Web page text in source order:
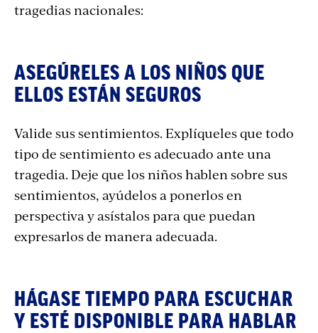
tragedias nacionales:
ASEGÚRELES A LOS NIÑOS QUE
ELLOS ESTÁN SEGUROS
Valide sus sentimientos. Explíqueles que todo
tipo de sentimiento es adecuado ante una
tragedia. Deje que los niños hablen sobre sus
sentimientos, ayúdelos a ponerlos en
perspectiva y asístalos para que puedan
expresarlos de manera adecuada.
HÁGASE TIEMPO PARA ESCUCHAR
Y ESTÉ DISPONIBLE PARA HABLAR